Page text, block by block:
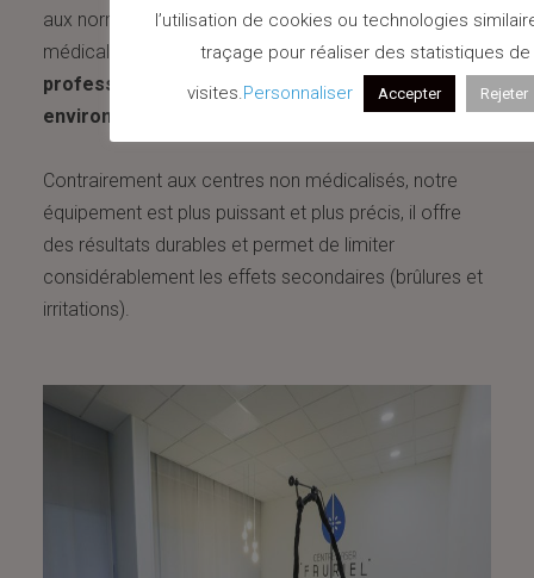
aux normes européennes (CE) et réservé à un usage
médical. Il est
utilisé exclusivement par des
professionnels de santé formés, au sein d’un
environnement médical sécurisé
Contrairement aux centres non médicalisés, notre
équipement est plus puissant et plus précis, il offre
des résultats durables et permet de limiter
considérablement les effets secondaires (brûlures et
irritations).
l’utilisation de cookies ou technologies
traçage pour réaliser des statistiques de
visites.Personnaliser Accepter Rejeter